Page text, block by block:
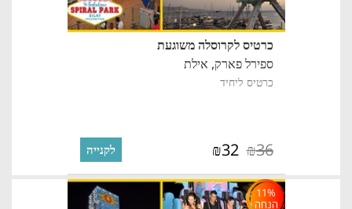
כרטיס לקרוסלה משוגעת
ספירל פארק, אילת
כרטיס ליחיד
₪36
₪32 לקנייה
11%
הנחה